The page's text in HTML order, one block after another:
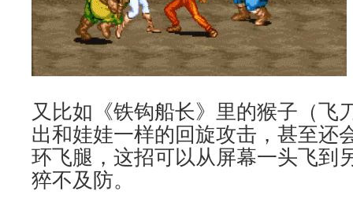
又比如《铁钩船长》里的猴子（飞
出和娃娃一样的回旋攻击，甚至还
环飞腿，这招可以从屏幕一头飞到
猝不及防。